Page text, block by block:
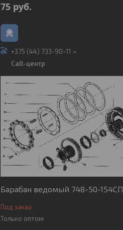
75 руб.
+375 (44) 733-90-11
Call-центр
Барабан ведомый 748-50-154СП
Под заказ
Только оптом